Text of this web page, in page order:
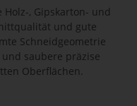
, Gipskarton- und
und gute
Schneidgeometrie
saubere präzise
Oberflächen.